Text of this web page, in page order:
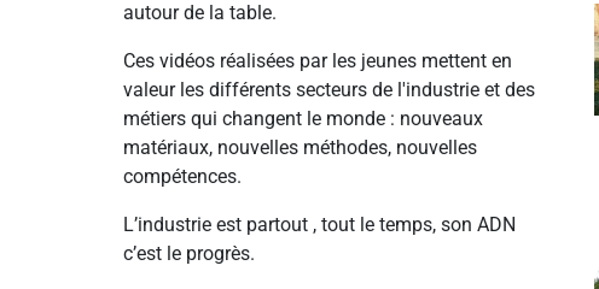
autour de la table.
Ces vidéos réalisées par les jeunes mettent en
valeur les différents secteurs de l'industrie et des
métiers qui changent le monde : nouveaux
matériaux, nouvelles méthodes, nouvelles
compétences.
L’industrie est partout , tout le temps, son ADN
c’est le progrès.